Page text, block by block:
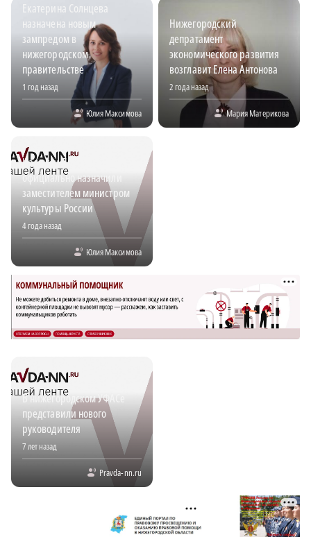
Екатерина Солнцева
назначена новым
зампредом в
нижегородском
правительстве
1 год назад
Юлия Максимова
Нижегородский
депратамент
экономического развития
возглавит Елена Антонова
2 года назад
Мария Материкова
Надежду Преподобную
официально назначили
заместителем министром
культуры России
4 года назад
Юлия Максимова
В нижегородском УФАСе
представили нового
руководителя
7 лет назад
Pravda-nn.ru